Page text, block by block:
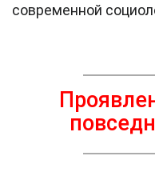
современной